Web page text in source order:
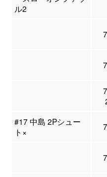
ル2
#17 中島 2Pシュー
ト×